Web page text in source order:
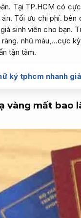
Tại TP.HCM có
án. Tối ưu chi phí. bên
sinh viên cho bạn.
nhũ màu,…cực
tận tâm.
ký tphcm nhanh
vàng mất bao